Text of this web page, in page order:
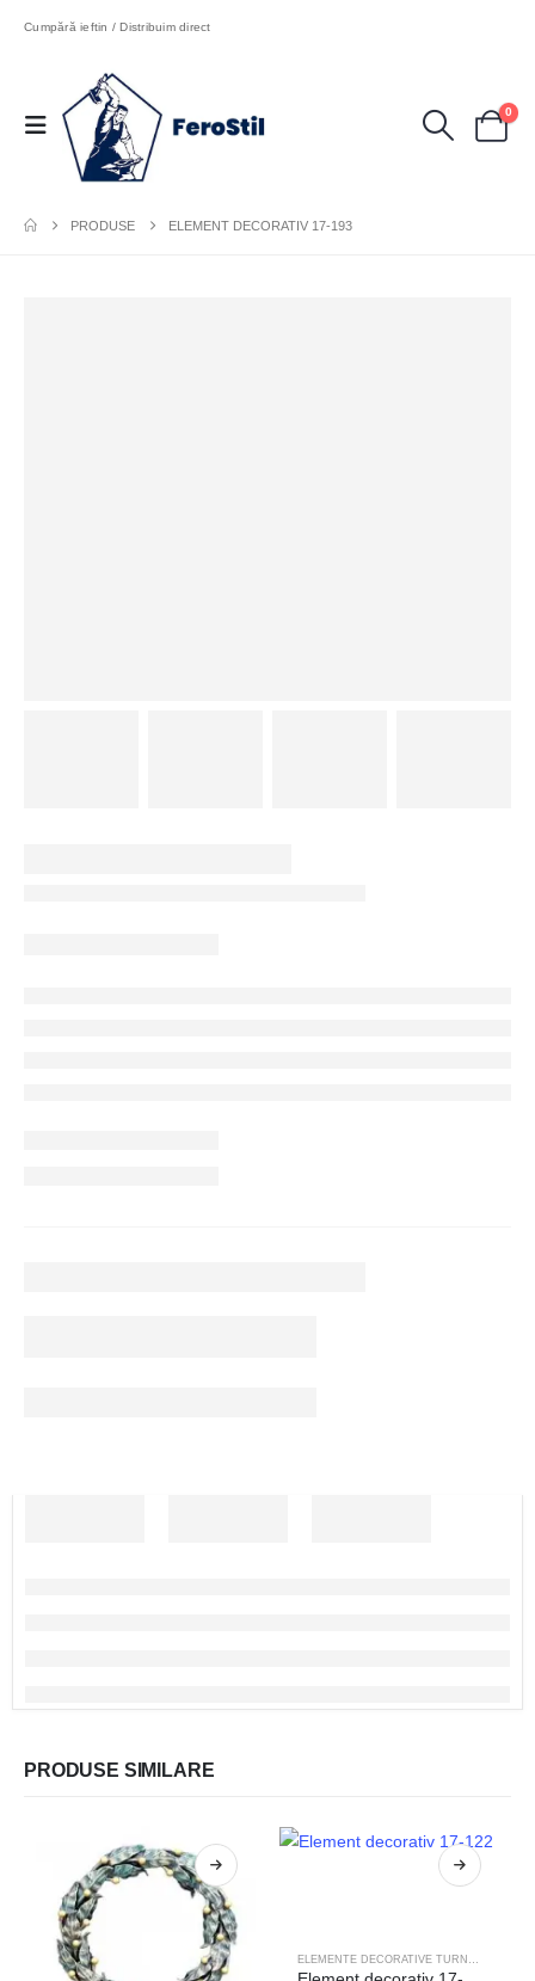
Cumpără ieftin / Distribuim direct
0
PRODUSE ELEMENT DECORATIV 17-193
PRODUSE SIMILARE